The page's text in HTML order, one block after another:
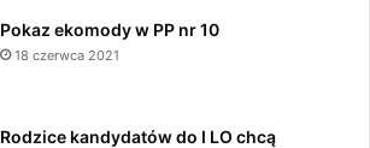
Pokaz ekomody w PP nr 10
18 czerwca 2021
Rodzice kandydatów do I LO chcą